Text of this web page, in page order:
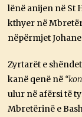
lënë anijen në St
kthyer në
nëpërmjet
Zyrtarët e
kanë qenë në
ulur në afërsi të
Mbretërinë e